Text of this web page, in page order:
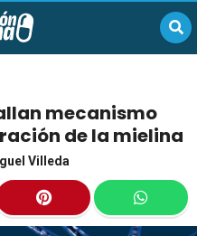
mecanismo
de la mielina
Villeda